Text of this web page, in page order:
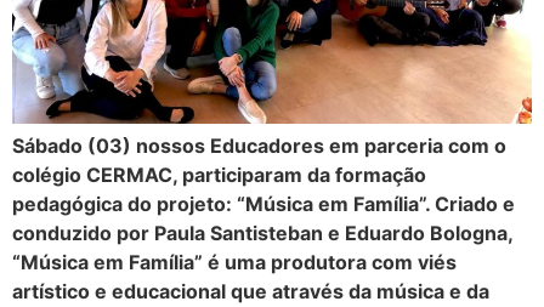
Sábado (03) nossos Educadores em parceria com o
colégio CERMAC, participaram da formação
pedagógica do projeto: “Música em Família”. Criado e
conduzido por Paula Santisteban e Eduardo Bologna,
“Música em Família” é uma produtora com viés
artístico e educacional que através da música e da